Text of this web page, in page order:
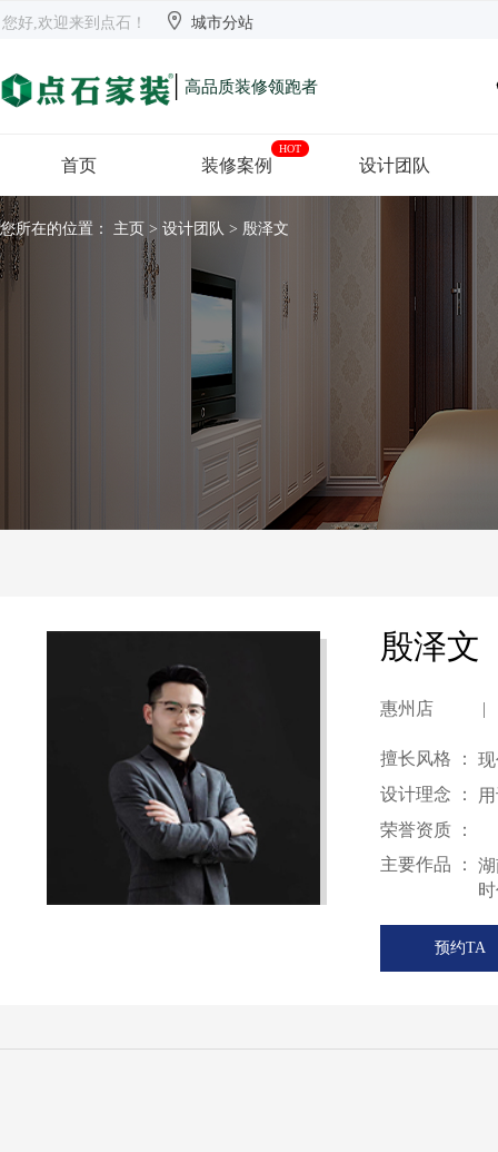
欢迎来到点石  长沙 【切换】
您好,欢迎来到点石！  城市分站
| 高品质装修领跑者
首页 装修案例
HOT
设计团队
您所在的位置： 主页 > 设计团队 > 殷泽文
殷泽文
惠州店 |
擅长风格 ：
设计理念 ：
荣誉资质 ：
主要作品 ：
预约TA